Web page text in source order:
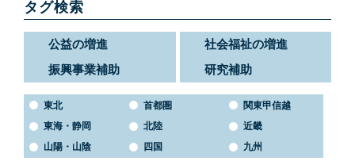
タグ検索
公益の増進
社会福祉の増進
振興事業補助
研究補助
東北 首都圏
関東甲信越
東海・静岡
北陸
近畿
山陽・山陰
四国 九州